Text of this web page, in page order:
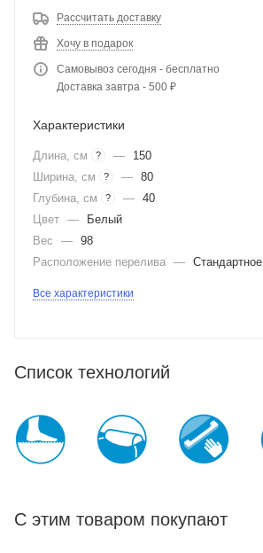
Рассчитать доставку
Хочу в подарок
Самовывоз сегодня - бесплатно
Доставка завтра - 500 ₽
Характеристики
Длина, см ? —
150
Ширина, см
? — 80
Глубина, см
? — 40
Цвет —
Белый
Вес
— 98
Расположение перелива — Стандартное
Все характеристики
Список технологий
С этим товаром покупают